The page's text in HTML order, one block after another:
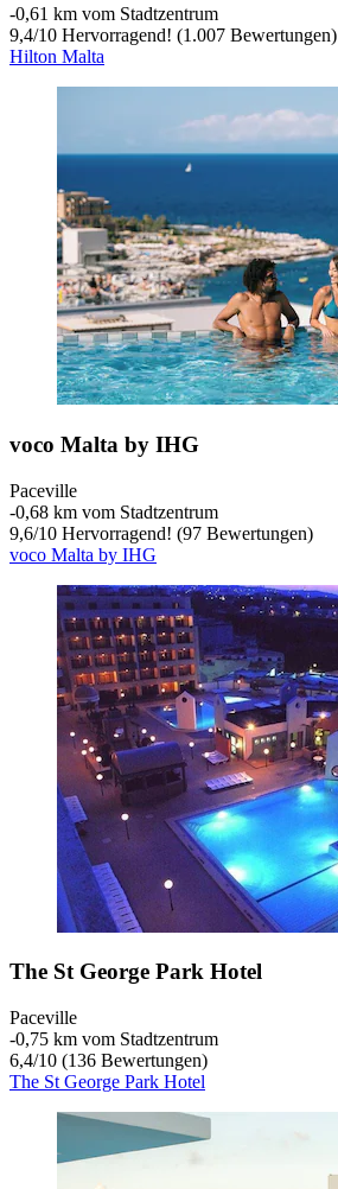
‐0,61 km vom Stadtzentrum
9,4/10 Hervorragend! (1.007 Bewertungen)
Hilton Malta
voco Malta by IHG
Paceville
‐0,68 km vom Stadtzentrum
9,6/10 Hervorragend! (97 Bewertungen)
voco Malta by IHG
The St George Park Hotel
Paceville
‐0,75 km vom Stadtzentrum
6,4/10 (136 Bewertungen)
The St George Park Hotel